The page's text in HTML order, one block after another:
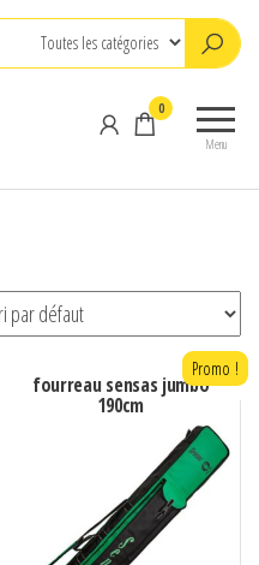
Menu
0
fourreau sensas jumbo
190cm
Promo !